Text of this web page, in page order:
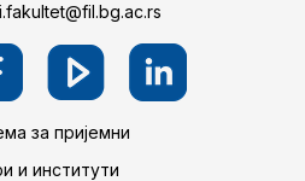
за пријемни
и институти